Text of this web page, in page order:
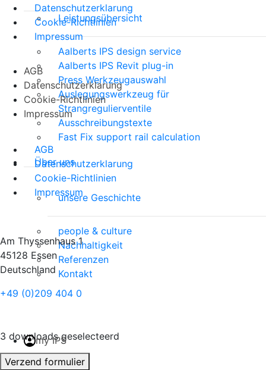
Leistungsübersicht
Aalberts IPS design service
Aalberts IPS Revit plug-in
Press Werkzeugauswahl
Auslegungswerkzeug für
Strangregulierventile
Ausschreibungstexte
Fast Fix support rail calculation
Über uns
unsere Geschichte
people & culture
Nachhaltigkeit
Referenzen
Kontakt
my IPS
Datenschutzerklarung
Cookie-Richtlinien
Impressum
AGB
Datenschutzerklarung
Cookie-Richtlinien
Impressum
AGB
Datenschutzerklarung
Cookie-Richtlinien
Impressum
Am Thyssenhaus 1
45128 Essen
Deutschland
+49 (0)209 404 0
3 downloads geselecteerd
Verzend formulier